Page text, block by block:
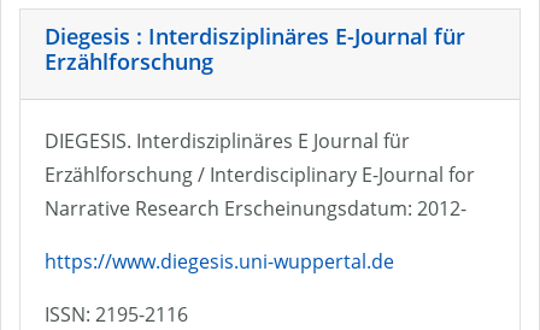
Diegesis : Interdisziplinäres E-Journal für
Erzählforschung
DIEGESIS. Interdisziplinäres E Journal für
Erzählforschung / Interdisciplinary E-Journal for
Narrative Research Erscheinungsdatum: 2012-
https://www.diegesis.uni-wuppertal.de
ISSN: 2195-2116